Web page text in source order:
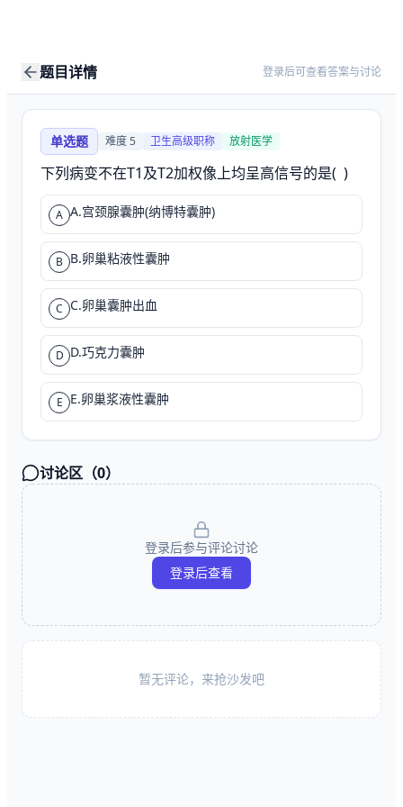
题目详情 登录后可查看答案与讨论
单选题 难度5 卫生高级职称 放射医学
下列病变不在T1及T2加权像上均呈高信号的是(  )
A A.宫颈腺囊肿(纳博特囊肿)
B B.卵巢粘液性囊肿
C C.卵巢囊肿出血
D D.巧克力囊肿
E E.卵巢浆液性囊肿
讨论区（0）
登录后参与评论讨论
登录后查看
暂无评论，来抢沙发吧